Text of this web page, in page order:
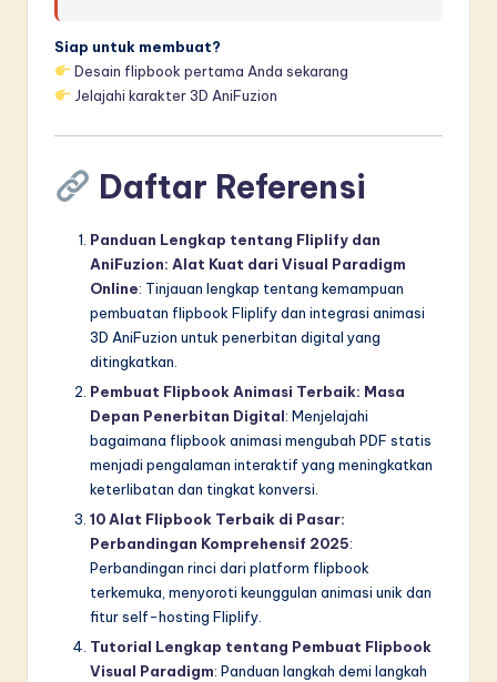
Siap untuk membuat?
Desain flipbook pertama Anda sekarang
Jelajahi karakter 3D AniFuzion
Daftar Referensi
Panduan Lengkap tentang Fliplify dan
AniFuzion: Alat Kuat dari Visual Paradigm
Online: Tinjauan lengkap tentang kemampuan
pembuatan flipbook Fliplify dan integrasi animasi
3D AniFuzion untuk penerbitan digital yang
ditingkatkan.
Pembuat Flipbook Animasi Terbaik: Masa
Depan Penerbitan Digital: Menjelajahi
bagaimana flipbook animasi mengubah PDF statis
menjadi pengalaman interaktif yang meningkatkan
keterlibatan dan tingkat konversi.
10 Alat Flipbook Terbaik di Pasar:
Perbandingan Komprehensif 2025:
Perbandingan rinci dari platform flipbook
terkemuka, menyoroti keunggulan animasi unik dan
fitur self-hosting Fliplify.
Tutorial Lengkap tentang Pembuat Flipbook
Visual Paradigm: Panduan langkah demi langkah